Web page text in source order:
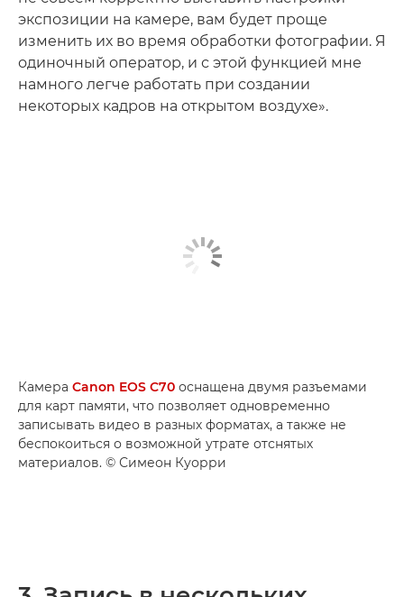
экспозиции на камере, вам будет проще
изменить их во время обработки фотографии. Я
одиночный оператор, и с этой функцией мне
намного легче работать при создании
некоторых кадров на открытом воздухе».
Камера Canon EOS C70 оснащена двумя разъемами
для карт памяти, что позволяет одновременно
записывать видео в разных форматах, а также не
беспокоиться о возможной утрате отснятых
материалов. © Симеон Куорри